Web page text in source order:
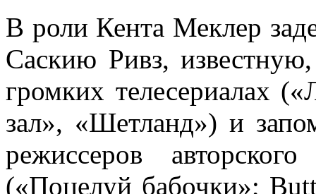
В роли Кента Меклер
Саскию Ривз,
громких телесериалах
зал», «Шетланд») и
режиссеров
(«Поцелуй бабочки»;